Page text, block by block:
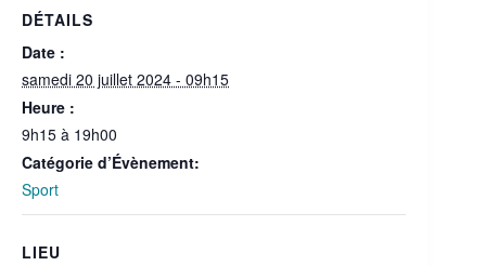
DÉTAILS
Date :
samedi 20 juillet 2024 - 09h15
Heure :
9h15 à 19h00
Catégorie d’Évènement:
Sport
LIEU